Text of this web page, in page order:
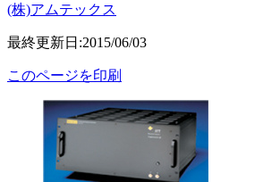
(株)アムテックス
最終更新日:2015/06/03
このページを印刷